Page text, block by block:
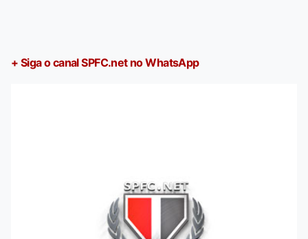
+ Siga o canal SPFC.net no WhatsApp